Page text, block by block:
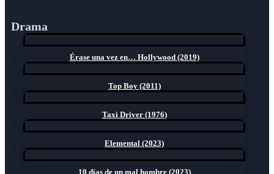
Drama
Érase una vez en… Hollywood (2019)
Top Boy (2011)
Taxi Driver (1976)
Elemental (2023)
10 días de un mal hombre (2023)